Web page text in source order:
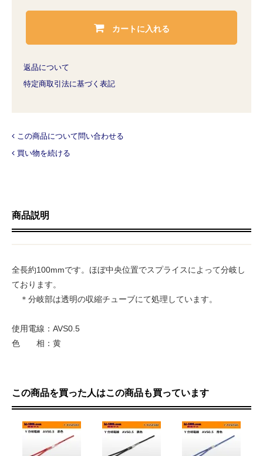
カートに入れる
返品について
特定商取引法に基づく表記
この商品について問い合わせる
買い物を続ける
商品説明
全長約100mmです。ほぼ中央位置でスプライスによって分岐し
ております。
＊分岐部は透明の収縮チューブにて処理しています。
使用電線：AVS0.5
色 相：黄
この商品を買った人はこの商品も買っています